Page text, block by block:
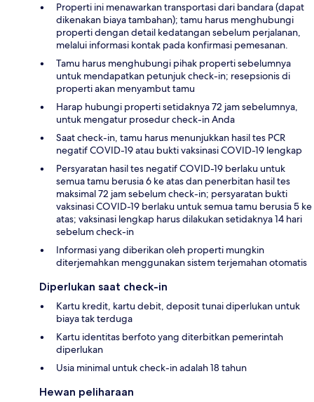
Properti ini menawarkan transportasi dari bandara (dapat
dikenakan biaya tambahan); tamu harus menghubungi
properti dengan detail kedatangan sebelum perjalanan,
melalui informasi kontak pada konfirmasi pemesanan.
Tamu harus menghubungi pihak properti sebelumnya
untuk mendapatkan petunjuk check-in; resepsionis di
properti akan menyambut tamu
Harap hubungi properti setidaknya 72 jam sebelumnya,
untuk mengatur prosedur check-in Anda
Saat check-in, tamu harus menunjukkan hasil tes PCR
negatif COVID-19 atau bukti vaksinasi COVID-19 lengkap
Persyaratan hasil tes negatif COVID-19 berlaku untuk
semua tamu berusia 6 ke atas dan penerbitan hasil tes
maksimal 72 jam sebelum check-in; persyaratan bukti
vaksinasi COVID-19 berlaku untuk semua tamu berusia 5 ke
atas; vaksinasi lengkap harus dilakukan setidaknya 14 hari
sebelum check-in
Informasi yang diberikan oleh properti mungkin
diterjemahkan menggunakan sistem terjemahan otomatis
Diperlukan saat check-in
Kartu kredit, kartu debit, deposit tunai diperlukan untuk
biaya tak terduga
Kartu identitas berfoto yang diterbitkan pemerintah
diperlukan
Usia minimal untuk check-in adalah 18 tahun
Hewan peliharaan